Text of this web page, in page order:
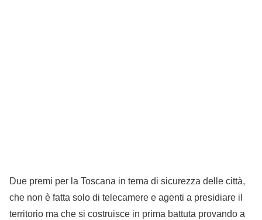
Due premi per la Toscana in tema di sicurezza delle città,
che non è fatta solo di telecamere e agenti a presidiare il
territorio ma che si costruisce in prima battuta provando a